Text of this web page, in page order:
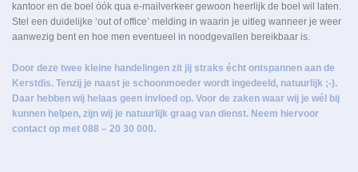
kantoor en de boel óók qua e-mailverkeer gewoon heerlijk de boel wil laten.
Stel een duidelijke ‘out of office’ melding in waarin je uitleg wanneer je weer
aanwezig bent en hoe men eventueel in noodgevallen bereikbaar is.
Door deze twee kleine handelingen zit jij straks écht ontspannen aan de
Kerstdis. Tenzij je naast je schoonmoeder wordt ingedeeld, natuurlijk ;-).
Daar hebben wij helaas geen invloed op. Voor de zaken waar wij je wél bij
kunnen helpen, zijn wij je natuurlijk graag van dienst. Neem hiervoor
contact op met 088 – 20 30 000.